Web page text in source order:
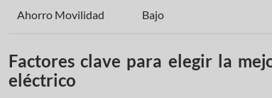
Ahorro Movilidad Bajo
Factores clave para elegir la
eléctrico